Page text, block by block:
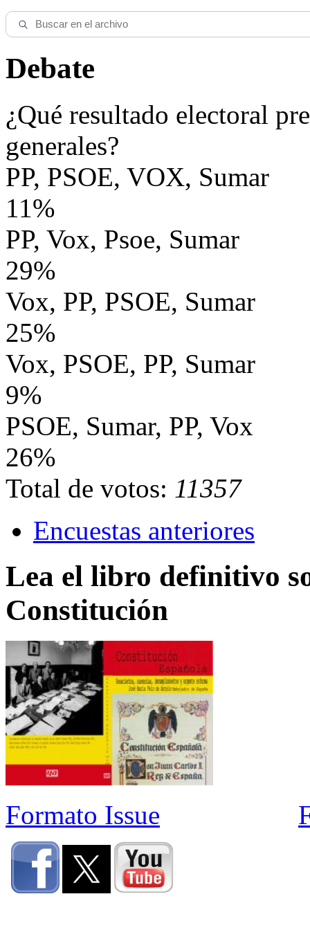
Debate
¿Qué resultado electoral
generales?
PP, PSOE, VOX, Sumar
11%
PP, Vox, Psoe, Sumar
29%
Vox, PP, PSOE, Sumar
25%
Vox, PSOE, PP, Sumar
9%
PSOE, Sumar, PP, Vox
26%
Total de votos: 11357
Encuestas anteriores
Lea el libro definitivo
Constitución
Formato Issue